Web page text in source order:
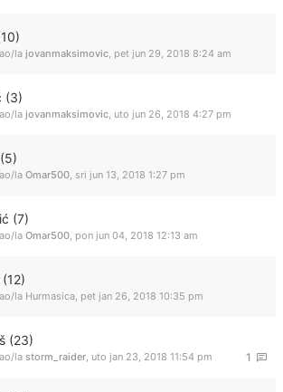
la jovanmaksimovic, pet jun 29, 2018 8:24 am
(3)
la jovanmaksimovic, uto jun 26, 2018 4:27 pm
la Omar500, sri jun 13, 2018 1:27 pm
(7)
la Omar500, pon jun 04, 2018 12:13 am
la Hurmasica, pet jan 26, 2018 10:35 pm
(23)
1
la storm_raider, uto jan 23, 2018 11:54 pm